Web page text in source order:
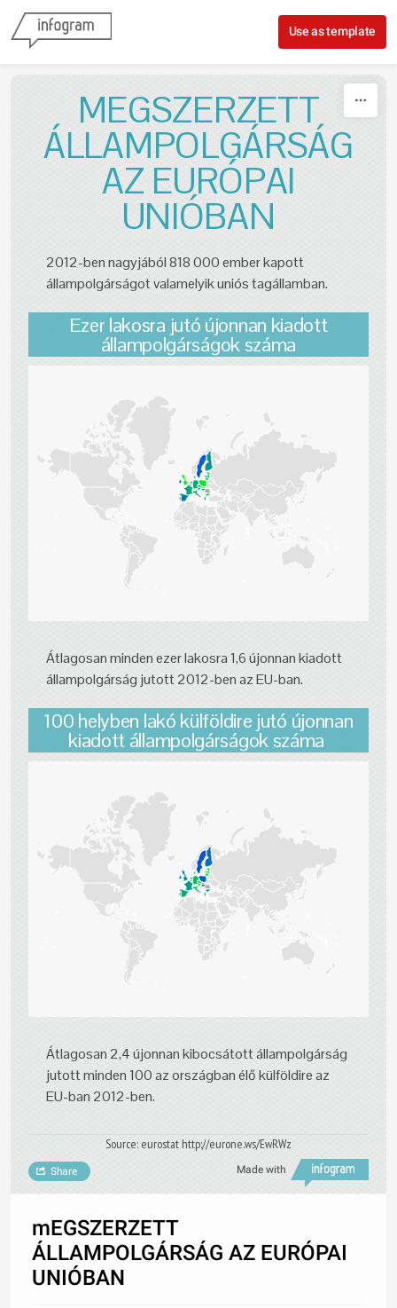
Use as template
MEGSZERZETT
ÁLLAMPOLGÁRSÁG
AZ EURÓPAI
UNIÓBAN
2012-ben nagyjából 818 000 ember kapott
állampolgárságot valamelyik uniós tagállamban.
Ezer lakosra jutó újonnan kiadott
állampolgárságok száma
Átlagosan minden ezer lakosra 1,6 újonnan kiadott
állampolgárság jutott 2012-ben az EU-ban.
100 helyben lakó külföldire jutó újonnan
kiadott állampolgárságok száma
Átlagosan 2,4 újonnan kibocsátott állampolgárság
jutott minden 100 az országban élő külföldire az
EU-ban 2012-ben.
Source: eurostat http://eurone.ws/EwRWz
Made with
Share
mEGSZERZETT
ÁLLAMPOLGÁRSÁG AZ EURÓPAI
UNIÓBAN